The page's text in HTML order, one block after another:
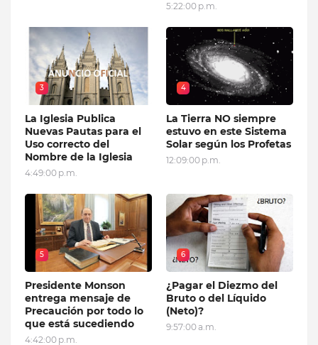
5:22:00 p.m.
3
La Iglesia Publica
Nuevas Pautas para el
Uso correcto del
Nombre de la Iglesia
4:49:00 p.m.
4
La Tierra NO siempre
estuvo en este Sistema
Solar según los Profetas
12:09:00 p.m.
5
Presidente Monson
entrega mensaje de
Precaución por todo lo
que está sucediendo
4:42:00 p.m.
6
¿Pagar el Diezmo del
Bruto o del Líquido
(Neto)?
9:57:00 a.m.